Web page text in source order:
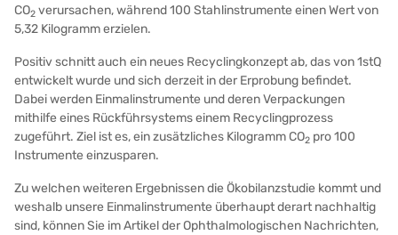
CO2 verursachen, während 100 Stahlinstrumente einen Wert von
5,32 Kilogramm erzielen.
Positiv schnitt auch ein neues Recyclingkonzept ab, das von 1stQ
entwickelt wurde und sich derzeit in der Erprobung befindet.
Dabei werden Einmalinstrumente und deren Verpackungen
mithilfe eines Rückführsystems einem Recyclingprozess
zugeführt. Ziel ist es, ein zusätzliches Kilogramm CO2 pro 100
Instrumente einzusparen.
Zu welchen weiteren Ergebnissen die Ökobilanzstudie kommt und
weshalb unsere Einmalinstrumente überhaupt derart nachhaltig
sind, können Sie im Artikel der Ophthalmologischen Nachrichten,